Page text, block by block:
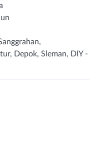
Depok, Sleman, DIY -